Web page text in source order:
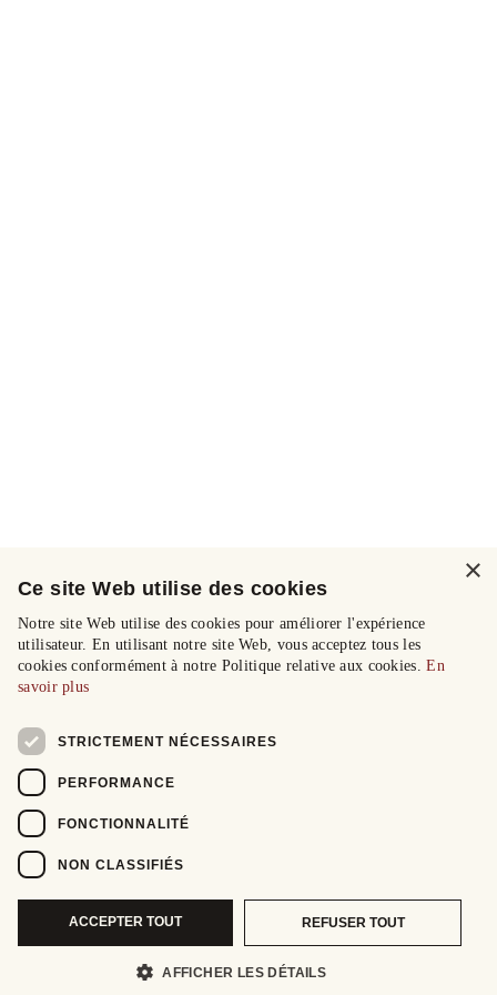
×
Ce site Web utilise des cookies
Notre site Web utilise des cookies pour améliorer l'expérience
utilisateur. En utilisant notre site Web, vous acceptez tous les
cookies conformément à notre Politique relative aux cookies.En
savoir plus
STRICTEMENT NÉCESSAIRES
PERFORMANCE
FONCTIONNALITÉ
NON CLASSIFIÉS
ACCEPTER TOUT REFUSER TOUT
AFFICHER LES DÉTAILS